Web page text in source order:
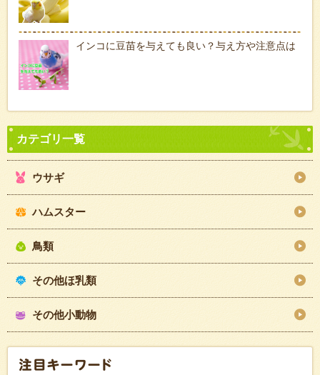
インコに豆苗を与えても良い？与え方や注意点は
ウサギ
ハムスター
鳥類
その他ほ乳類
その他小動物